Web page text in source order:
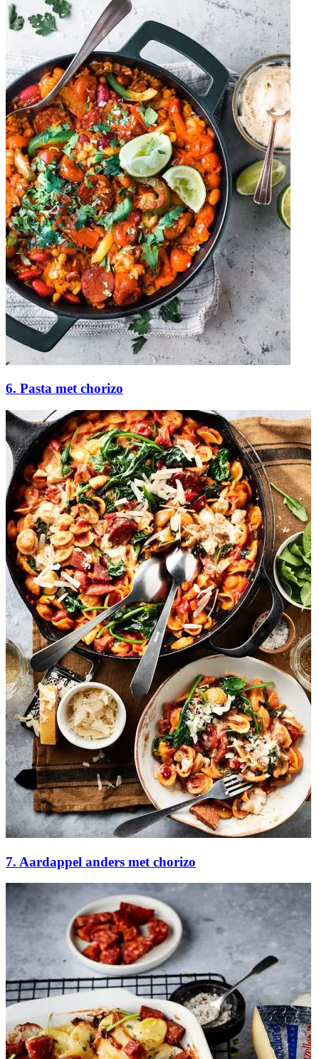
6. Pasta met chorizo
7. Aardappel anders met chorizo